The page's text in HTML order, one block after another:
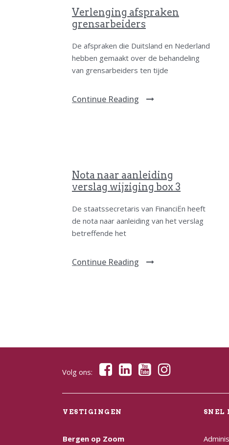
Verlenging afspraken
grensarbeiders
De afspraken die Duitsland en Nederland
hebben gemaakt over de behandeling
van grensarbeiders ten tijde
Continue Reading
Nota naar aanleiding
verslag wijziging box 3
De staatssecretaris van FinanciËn heeft
de nota naar aanleiding van het verslag
betreffende het
Continue Reading
Volg ons:
VESTIGINGEN
Bergen op Zoom
SNEL